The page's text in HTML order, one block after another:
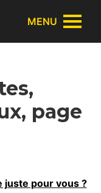
MENU
page
juste pour vous ?